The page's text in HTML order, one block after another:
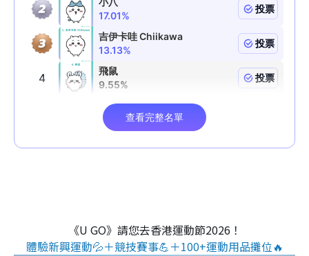
《U GO》請您去香港運動節2026！
體驗新興運動💦＋競技賽事💪＋100+運動用品攤位🔥